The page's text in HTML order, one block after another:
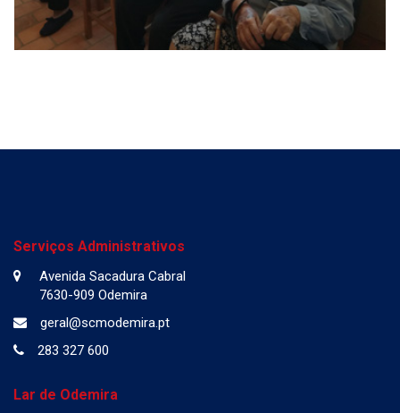
Serviços Administrativos
Avenida Sacadura Cabral
7630-909 Odemira
geral@scmodemira.pt
283 327 600
Lar de Odemira